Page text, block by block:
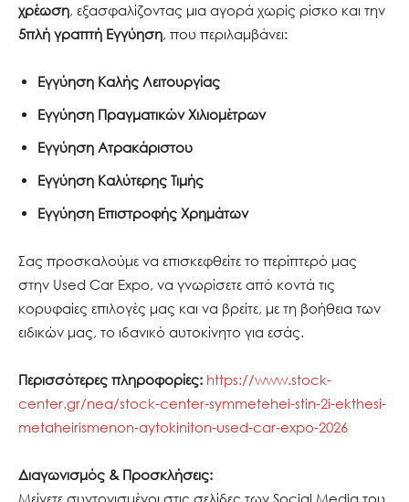
χρέωση, εξασφαλίζοντας μια αγορά χωρίς ρίσκο και την
5πλή γραπτή Εγγύηση, που περιλαμβάνει:
Εγγύηση Καλής Λειτουργίας
Εγγύηση Πραγματικών Χιλιομέτρων
Εγγύηση Ατρακάριστου
Εγγύηση Καλύτερης Τιμής
Εγγύηση Επιστροφής Χρημάτων
Σας προσκαλούμε να επισκεφθείτε το περίπτερό μας
στην Used Car Expo, να γνωρίσετε από κοντά τις
κορυφαίες επιλογές μας και να βρείτε, με τη βοήθεια των
ειδικών μας, το ιδανικό αυτοκίνητο για εσάς.
Περισσότερες πληροφορίες: https://www.stock-
center.gr/nea/stock-center-symmetehei-stin-2i-ekthesi-
metaheirismenon-aytokiniton-used-car-expo-2026
Διαγωνισμός & Προσκλήσεις:
Μείνετε συντονισμένοι στις σελίδες των Social Media του